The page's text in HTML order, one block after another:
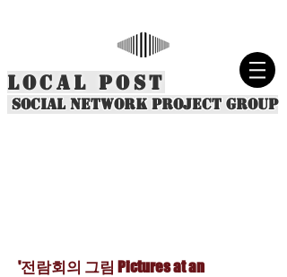
LOCAL POST
social network project group
'전람회의 그림 Pictures at an